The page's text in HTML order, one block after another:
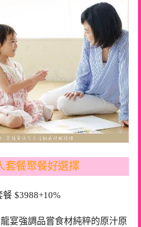
套餐聚餐好選擇
$3988+10%
宴強調品嘗食材純粹的原汁原